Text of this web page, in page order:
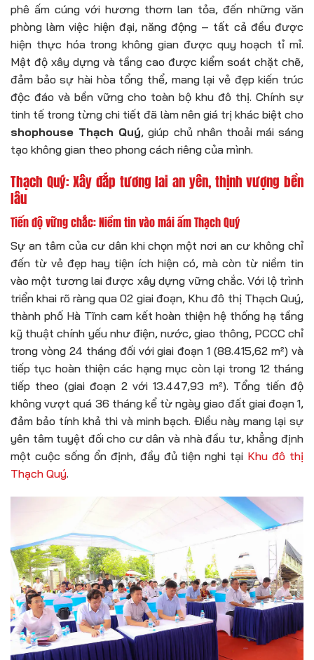
phê ấm cúng với hương thơm lan tỏa, đến những văn
phòng làm việc hiện đại, năng động – tất cả đều được
hiện thực hóa trong không gian được quy hoạch tỉ mỉ.
Mật độ xây dựng và tầng cao được kiểm soát chặt chẽ,
đảm bảo sự hài hòa tổng thể, mang lại vẻ đẹp kiến trúc
độc đáo và bền vững cho toàn bộ khu đô thị. Chính sự
tinh tế trong từng chi tiết đã làm nên giá trị khác biệt cho
shophouse Thạch Quý, giúp chủ nhân thoải mái sáng
tạo không gian theo phong cách riêng của mình.
Thạch Quý: Xây đắp tương lai an yên, thịnh vượng bền
lâu
Tiến độ vững chắc: Niềm tin vào mái ấm Thạch Quý
Sự an tâm của cư dân khi chọn một nơi an cư không chỉ
đến từ vẻ đẹp hay tiện ích hiện có, mà còn từ niềm tin
vào một tương lai được xây dựng vững chắc. Với lộ trình
triển khai rõ ràng qua 02 giai đoạn, Khu đô thị Thạch Quý,
thành phố Hà Tĩnh cam kết hoàn thiện hệ thống hạ tầng
kỹ thuật chính yếu như điện, nước, giao thông, PCCC chỉ
trong vòng 24 tháng đối với giai đoạn 1 (88.415,62 m²) và
tiếp tục hoàn thiện các hạng mục còn lại trong 12 tháng
tiếp theo (giai đoạn 2 với 13.447,93 m²). Tổng tiến độ
không vượt quá 36 tháng kể từ ngày giao đất giai đoạn 1,
đảm bảo tính khả thi và minh bạch. Điều này mang lại sự
yên tâm tuyệt đối cho cư dân và nhà đầu tư, khẳng định
một cuộc sống ổn định, đầy đủ tiện nghi tại Khu đô thị
Thạch Quý.